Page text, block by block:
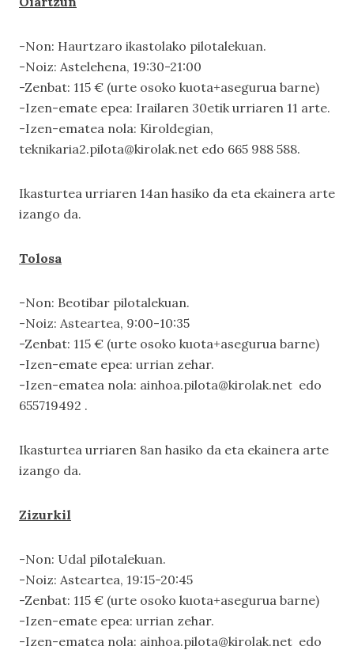
-Non: Haurtzaro ikastolako pilotalekuan.
-Noiz: Astelehena, 19:30-21:00
-Zenbat: 115 € (urte osoko kuota+asegurua barne)
-Izen-emate epea: Irailaren 30etik urriaren 11 arte.
-Izen-ematea nola: Kiroldegian,
teknikaria2.pilota@kirolak.net edo 665 988 588.
Ikasturtea urriaren 14an hasiko da eta ekainera arte
izango da.
Tolosa
-Non: Beotibar pilotalekuan.
-Noiz: Asteartea, 9:00-10:35
-Zenbat: 115 € (urte osoko kuota+asegurua barne)
-Izen-emate epea: urrian zehar.
-Izen-ematea nola: ainhoa.pilota@kirolak.net edo
655719492 .
Ikasturtea urriaren 8an hasiko da eta ekainera arte
izango da.
Zizurkil
-Non: Udal pilotalekuan.
-Noiz: Asteartea, 19:15-20:45
-Zenbat: 115 € (urte osoko kuota+asegurua barne)
-Izen-emate epea: urrian zehar.
-Izen-ematea nola: ainhoa.pilota@kirolak.net edo